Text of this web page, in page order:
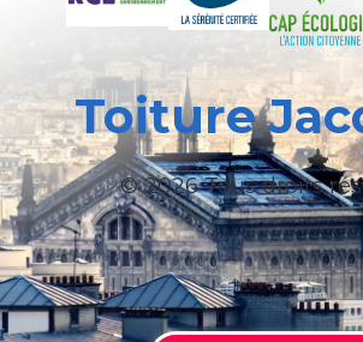
Toiture
© 2026 Tous droits